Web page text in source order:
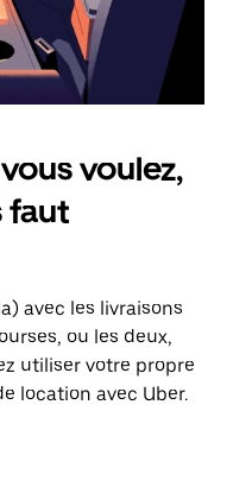
voulez,
faut
avec les livraisons
ou les deux,
utiliser votre propre
location avec Uber.